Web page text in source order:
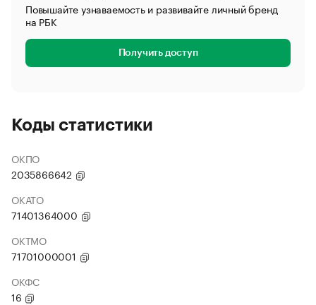
Повышайте узнаваемость и развивайте личный бренд
на РБК
Получить доступ
Коды статистики
ОКПО
2035866642
ОКАТО
71401364000
ОКТМО
71701000001
ОКФС
16